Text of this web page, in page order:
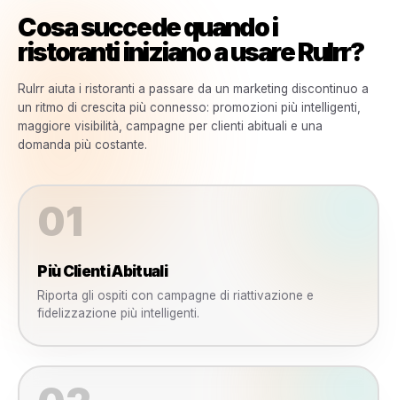
Multi-Brand
Centralizza le
per tutti i tuoi brand in
Permessi